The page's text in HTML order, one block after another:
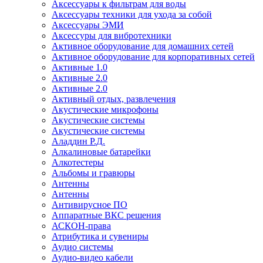
Аксессуары к фильтрам для воды
Аксессуары техники для ухода за собой
Аксессуары ЭМИ
Аксессуры для вибротехники
Активное оборудование для домашних сетей
Активное оборудование для корпоративных сетей
Активные 1.0
Активные 2.0
Активные 2.0
Активный отдых, развлечения
Акустические микрофоны
Акустические системы
Акустические системы
Аладдин Р.Д.
Алкалиновые батарейки
Алкотестеры
Альбомы и гравюры
Антенны
Антенны
Антивирусное ПО
Аппаратные ВКС решения
АСКОН-права
Атрибутика и сувениры
Аудио системы
Аудио-видео кабели